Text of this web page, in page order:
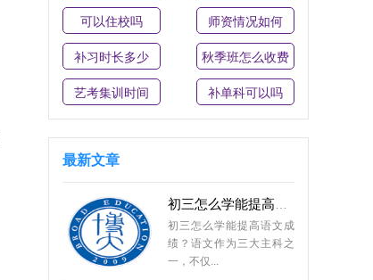
可以住校吗 师资情况如何
补习时长多少 秋季班怎么收费
艺考集训时间 补单科可以吗
最新文章
初三物理热和能知识点总
结 一、分子热运动 1.分子
动理论的...
初三英语怎么快速提高成
何以解忧，唯有听力 曾经
初三怎么学能提高语文成
绩？语文作为三大主科之
一，不仅...